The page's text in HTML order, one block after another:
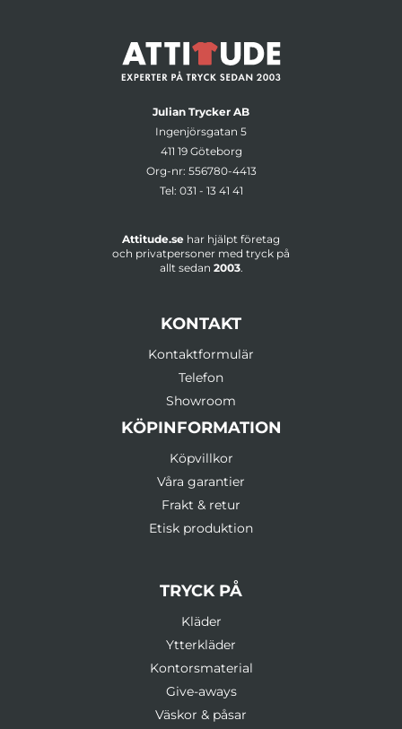
Julian Trycker AB
Ingenjörsgatan 5
411 19 Göteborg
Org-nr: 556780-4413
Tel: 031 - 13 41 41
Attitude.se har hjälpt företag
och privatpersoner med tryck på
allt sedan 2003.
KONTAKT
Kontaktformulär
Telefon
Showroom
KÖPINFORMATION
Köpvillkor
Våra garantier
Frakt & retur
Etisk produktion
TRYCK PÅ
Kläder
Ytterkläder
Kontorsmaterial
Give-aways
Väskor & påsar